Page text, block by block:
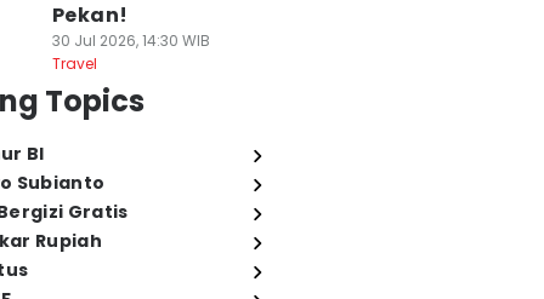
Pekan!
30 Jul 2026, 14:30 WIB
Travel
Topics
BI
Subianto
Gratis
Rupiah